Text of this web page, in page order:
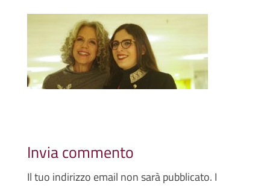
Invia commento
Il tuo indirizzo email non sarà pubblicato. I